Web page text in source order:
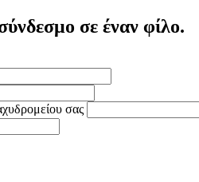
σε έναν φίλο.
σας